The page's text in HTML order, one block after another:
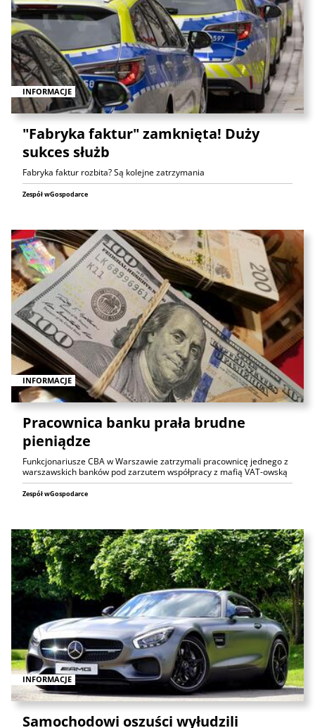
INFORMACJE
"Fabryka faktur" zamknięta! Duży
sukces służb
Fabryka faktur rozbita? Są kolejne zatrzymania
Zespół wGospodarce
INFORMACJE
Pracownica banku prała brudne
pieniądze
Funkcjonariusze CBA w Warszawie zatrzymali pracownicę jednego z
warszawskich banków pod zarzutem współpracy z mafią VAT-owską
Zespół wGospodarce
INFORMACJE
Samochodowi oszuści wyłudzili